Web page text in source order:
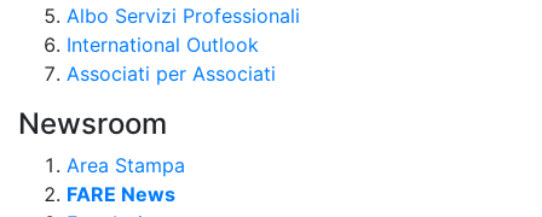
Albo Servizi Professionali
International Outlook
Associati per Associati
Newsroom
Area Stampa
FARE News